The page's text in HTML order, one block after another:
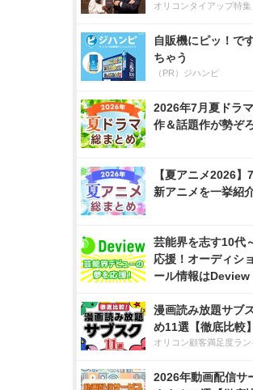
オリコンタイアップ特集
自販機にピッ！で
ちゃう
（PR）ジハンピ
2026年7月夏ドラ
作＆話題作が勢ぞ
【夏アニメ2026】
新アニメを一挙紹
芸能界を志す10代
応援！オーディシ
ール情報はDeview
漫画読み放題サブ
め11選【徹底比較】
オリコン顧客満足度ラ
2026年動画配信サ